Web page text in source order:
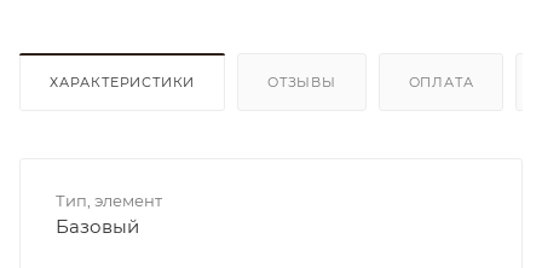
ХАРАКТЕРИСТИКИ ОТЗЫВЫ ОПЛАТА
Тип, элемент
Базовый